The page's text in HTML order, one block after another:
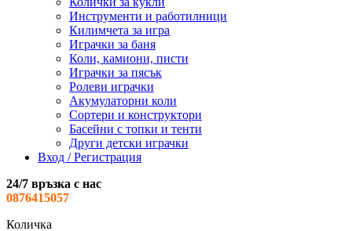
Инструменти и работилници
Килимчета за игра
Играчки за баня
Коли, камиони, писти
Играчки за пясък
Ролеви играчки
Акумулаторни коли
Сортери и конструктори
Басейни с топки и тенти
Други детски играчки
Вход / Регистрация
24/7 връзка с нас
0876415057
Количка